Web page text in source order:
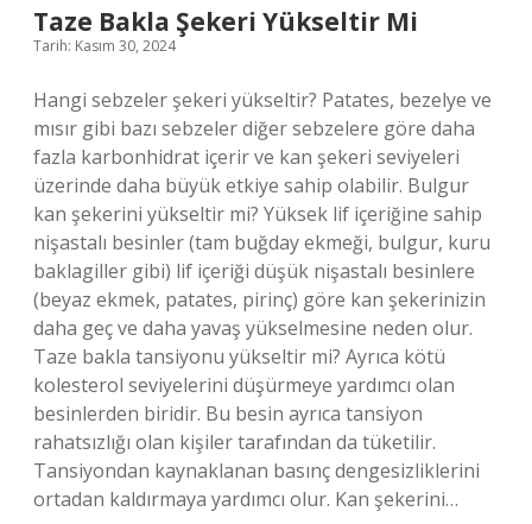
Taze Bakla Şekeri Yükseltir Mi
Tarih: Kasım 30, 2024
Hangi sebzeler şekeri yükseltir? Patates, bezelye ve
mısır gibi bazı sebzeler diğer sebzelere göre daha
fazla karbonhidrat içerir ve kan şekeri seviyeleri
üzerinde daha büyük etkiye sahip olabilir. Bulgur
kan şekerini yükseltir mi? Yüksek lif içeriğine sahip
nişastalı besinler (tam buğday ekmeği, bulgur, kuru
baklagiller gibi) lif içeriği düşük nişastalı besinlere
(beyaz ekmek, patates, pirinç) göre kan şekerinizin
daha geç ve daha yavaş yükselmesine neden olur.
Taze bakla tansiyonu yükseltir mi? Ayrıca kötü
kolesterol seviyelerini düşürmeye yardımcı olan
besinlerden biridir. Bu besin ayrıca tansiyon
rahatsızlığı olan kişiler tarafından da tüketilir.
Tansiyondan kaynaklanan basınç dengesizliklerini
ortadan kaldırmaya yardımcı olur. Kan şekerini…